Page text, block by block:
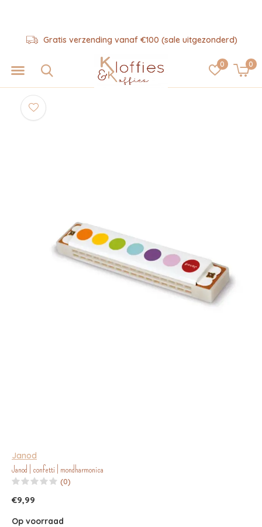
0 0
Gratis verzending vanaf €100 (sale uitgezonderd)
Janod
Janod | confetti | mondharmonica
(0)
€9,99
Op voorraad